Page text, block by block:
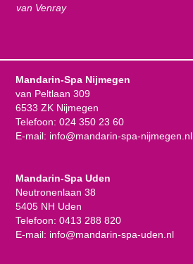
van Venray
Mandarin-Spa Nijmegen
van Peltlaan 309
6533 ZK Nijmegen
Telefoon: 024 350 23 60
E-mail: info@mandarin-spa-nijmegen.nl
Mandarin-Spa Uden
Neutronenlaan 38
5405 NH Uden
Telefoon: 0413 288 820
E-mail: info@mandarin-spa-uden.nl